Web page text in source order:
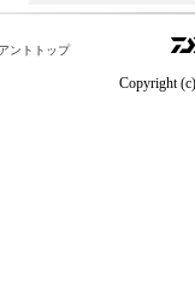
ントトップ
Copyright